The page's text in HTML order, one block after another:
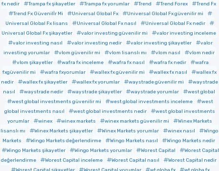
fx nedir
Trampa fx şikayetler Trampa fx yorumlar Trend Trend Forex
Trend Fx
Trend Fx Güvenilİr Mi
Universal Global Fx
Universal Global Fx güvenilir mi
Universal Global Fx lisans
Universal Global Fx nasıl
Universal Global Fx nedir
Universal Global Fx şikayetler
valor investing güvenilir mi
valor investing inceleme
valor investing nasıl
valor investing nedir valor investing şikayetler
valor
investing yorumlar
vlom güvenilir mi vlom lisanslı mı vlom nasıl
vlom nedir
vlom şikayetler
wafra fx inceleme wafra fx nasıl wafra fx nedir
wafra
fxgüvenilir mi
wafra fxyorumlar wallex fx güvenilir mi wallex fx nasıl
wallex fx
nedir
wallex fx şikayetler wallex fx yorumlar waystrade güvenilir mi
waystrade
nasıl
waystrade nedir waystrade şikayetler waystrade yorumlar
west global
west global investments güvenilir mi
west global investments inceleme
west
global investments nasıl
west global investments nedir
west global investments
yorumlar
winex winex markets winex markets güvenilir mi
Winex Markets
lisanslı mı
Winex Markets şikayetler Winex Markets yorumlar winex nasıl
Wingo
Markets
Wingo Markets değerlendirme Wingo Markets nasıl
Wingo Markets nedir
Wingo Markets şikayetler
Wingo Markets yorumlar Worest Capital
Worest Capital
değerlendirme
Worest Capital inceleme Worest Capital nasıl
Worest Capital nedir